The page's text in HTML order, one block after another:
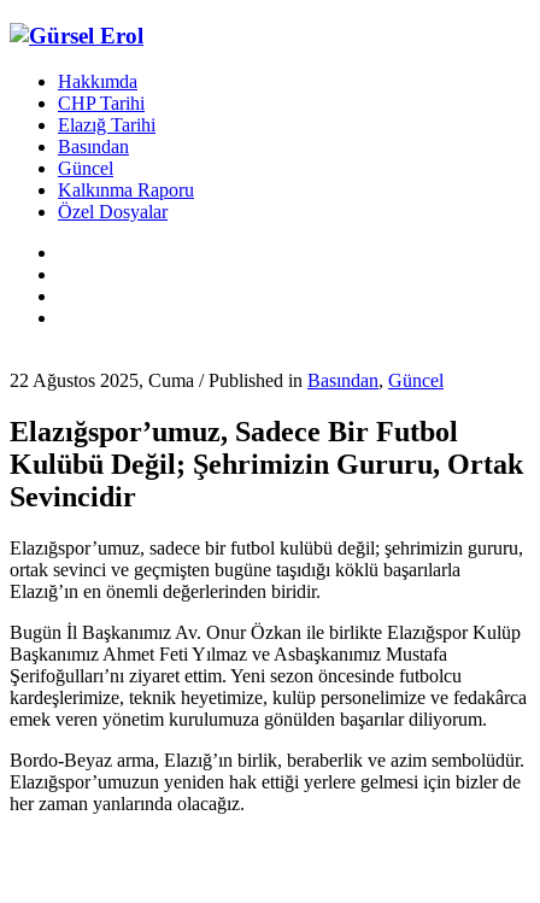
Hakkımda
CHP Tarihi
Elazığ Tarihi
Basından
Güncel
Kalkınma Raporu
Özel Dosyalar
22 Ağustos 2025, Cuma /Published in Basından, Güncel
Elazığspor’umuz, Sadece Bir Futbol
Kulübü Değil; Şehrimizin Gururu, Ortak
Sevincidir
Elazığspor’umuz, sadece bir futbol kulübü değil; şehrimizin gururu,
ortak sevinci ve geçmişten bugüne taşıdığı köklü başarılarla
Elazığ’ın en önemli değerlerinden biridir.
Bugün İl Başkanımız Av. Onur Özkan ile birlikte Elazığspor Kulüp
Başkanımız Ahmet Feti Yılmaz ve Asbaşkanımız Mustafa
Şerifoğulları’nı ziyaret ettim. Yeni sezon öncesinde futbolcu
kardeşlerimize, teknik heyetimize, kulüp personelimize ve fedakârca
emek veren yönetim kurulumuza gönülden başarılar diliyorum.
Bordo-Beyaz arma, Elazığ’ın birlik, beraberlik ve azim sembolüdür.
Elazığspor’umuzun yeniden hak ettiği yerlere gelmesi için bizler de
her zaman yanlarında olacağız.